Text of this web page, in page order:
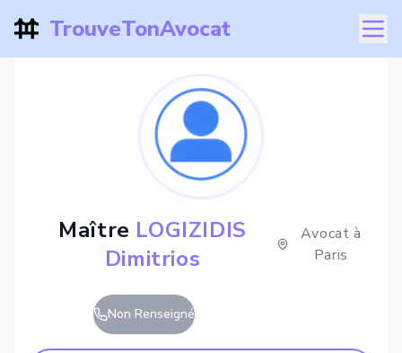
TrouveTonAvocat
Maître LOGIZIDIS
Dimitrios
Avocat à
Paris
Non Renseigné